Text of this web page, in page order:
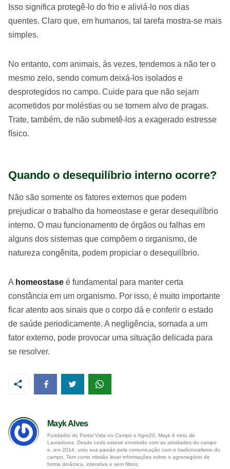
Isso significa protegê-lo do frio e aliviá-lo nos dias
quentes. Claro que, em humanos, tal tarefa mostra-se mais
simples.
No entanto, com animais, às vezes, tendemos a não ter o
mesmo zelo, sendo comum deixá-los isolados e
desprotegidos no campo. Cuide para que não sejam
acometidos por moléstias ou se tornem alvo de pragas.
Trate, também, de não submetê-los a exagerado estresse
físico.
Quando o desequilíbrio interno ocorre?
Não são somente os fatores externos que podem
prejudicar o trabalho da homeostase e gerar desequilíbrio
interno. O mau funcionamento de órgãos ou falhas em
alguns dos sistemas que compõem o organismo, de
natureza congênita, podem propiciar o desequilíbrio.
A homeostase é fundamental para manter certa
constância em um organismo. Por isso, é muito importante
ficar atento aos sinais que o corpo dá e conferir o estado
de saúde periodicamente. A negligência, somada a um
fator externo, pode provocar uma situação delicada para
se resolver.
Mayk Alves
Fundador do Portal Vida no Campo e Agro20, Mayk é neto de
Lavradores. Desde cedo esteve envolvido com as atividades do campo
e, em 2014, uniu sua paixão pela comunicação com o tradicionalismo do
campo. Tem como missão levar informações sobre o agronegócio de
forma dinâmica, interativa e sem filtros.